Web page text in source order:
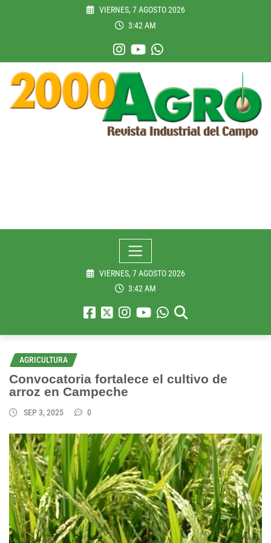
VIERNES, 7 AGOSTO 2026
3:42 AM
VIERNES, 7 AGOSTO 2026
3:42 AM
AGRICULTURA
Convocatoria fortalece el cultivo de
arroz en Campeche
SEP 3, 2025 0